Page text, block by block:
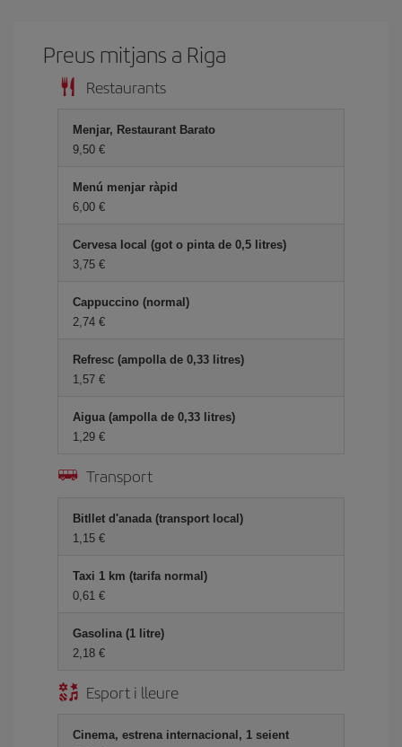
Preus mitjans a Riga
Restaurants
Menjar, Restaurant Barato
9,50
Menú menjar ràpid
6,00
Cervesa local (got o pinta de 0,5 litres)
3,75
Cappuccino (normal)
2,74
Refresc (ampolla de 0,33 litres)
1,57
Aigua (ampolla de 0,33 litres)
1,29
Transport
Bitllet d'anada (transport local)
1,15
Taxi 1 km (tarifa normal)
0,61
Gasolina (1 litre)
2,18
Esport i lleure
Cinema, estrena internacional, 1 seient